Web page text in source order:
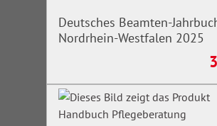
Deutsches Beamten-
Nordrhein-Westfalen 2025